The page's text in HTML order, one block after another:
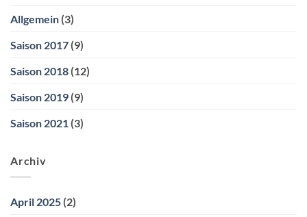
Allgemein (3)
Saison 2017 (9)
Saison 2018 (12)
Saison 2019 (9)
Saison 2021 (3)
Archiv
April 2025 (2)